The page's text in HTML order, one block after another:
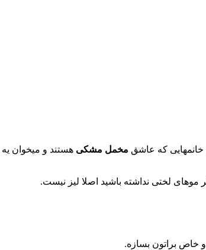
خانمهایی که عاشق مخمل مشکی هستند و میخوان یه
موهای لختی نداشته باشید اصلا لیز نیست.
خاص براتون بسازه.